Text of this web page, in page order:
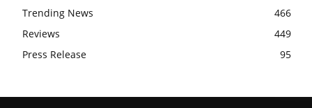
Trending News
466
Reviews
449
Press Release
95